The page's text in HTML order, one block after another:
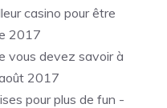
casino pour être
2017
vous devez savoir à
2017
pour plus de fun -